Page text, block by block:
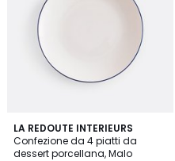
LA REDOUTE INTERIEURS
Confezione da 4 piatti da
dessert porcellana, Malo
4.5
/ 5
2
Colori